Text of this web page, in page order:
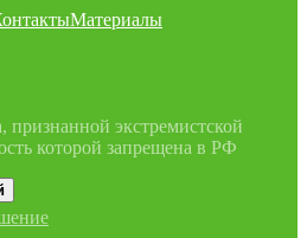
Материалы
экстремистской
которой запрещена в РФ